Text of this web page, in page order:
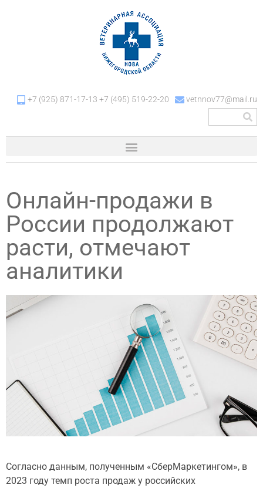
+7 (925) 871-17-13 +7 (495) 519-22-20 vetnnov77@mail.ru
Онлайн-продажи в
России продолжают
расти, отмечают
аналитики
Согласно данным, полученным «СберМаркетингом», в
2023 году темп роста продаж у российских